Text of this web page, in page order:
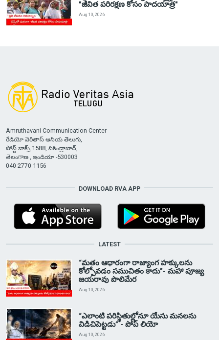
"జీవిత పరిరక్షణ కోసం పాదయాత్ర"
Aug 10, 2026
Amruthavani Communication Center
రేడియో వెరితాస్ ఆసియ తెలుగు,
పోస్ట్ బాక్స్ 1588, సికింద్రాబాద్,
తెలంగాణ , ఇండియా -530003
040 2770 1156
DOWNLOAD RVA APP
LATEST
“మతం ఆధారంగా రాజ్యాంగ హక్కులను
కోల్పోవడం సముచితం కాదు”- మహా పూజ్య
జయరావు పొలిమేర
Aug 10, 2026
“ఎలాంటి పరిస్థితుల్లోనూ యేసు మనలను
విడిచిపెట్టడు” - పోప్ లియో
Aug 10, 2026